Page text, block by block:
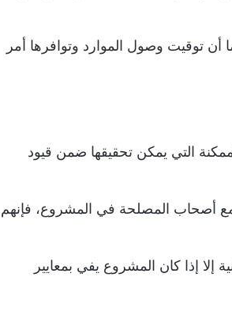
أن توقيت وصول الموارد وتوافرها أمر
التي يمكن تحقيقها ضمن قيود
أصحاب المصلحة في المشروع، فإنهم
إلا إذا كان المشروع يفي بمعايير